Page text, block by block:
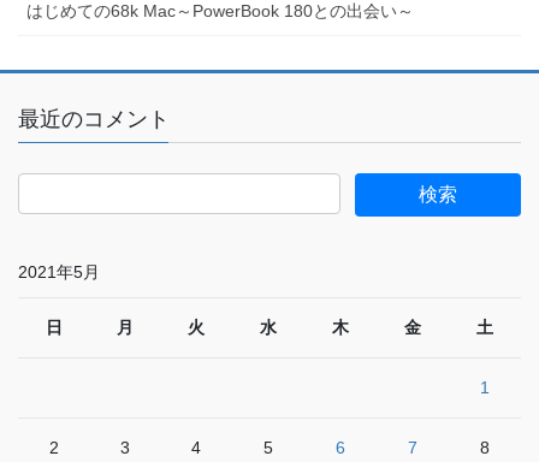
はじめての68k Mac～PowerBook 180との出会い～
最近のコメント
2021年5月
日 月 火 水 木 金 土
1
2 3 4 5 6 7 8